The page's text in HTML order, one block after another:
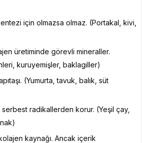
için olmazsa olmaz. (Portakal, kivi,
üretiminde görevli mineraller.
kuruyemişler, baklagiller)
(Yumurta, tavuk, balık, süt
radikallerden korur. (Yeşil çay,
kaynağı. Ancak içerik